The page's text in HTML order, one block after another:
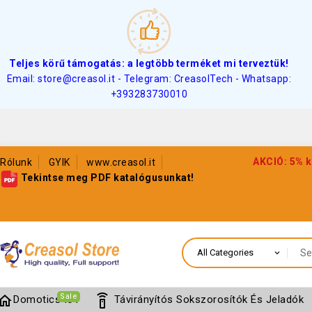
Teljes körű támogatás: a legtöbb terméket mi terveztük!
Email: store@creasol.it - Telegram: CreasolTech - Whatsapp:
+393283730010
Rólunk GYIK
www.creasol.it
Tekintse meg PDF katalógusunkat!
AKCIÓ: 5%
Domotics IoT
Sale settings_remote Távirányítós Sokszorosítók És Jeladók